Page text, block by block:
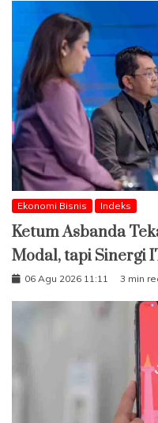
Ekonomi Bisnis Indeks
Ketum Asbanda
Modal, tapi Sinergi
06 Agu 2026 11:11 3 min